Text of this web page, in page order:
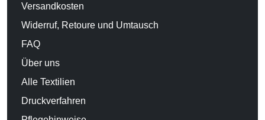
Versandkosten
Widerruf, Retoure und Umtausch
FAQ
Über uns
Alle Textilien
Druckverfahren